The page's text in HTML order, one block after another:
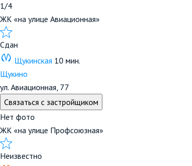
1/4
ЖК «на улице Авиационная»
Сдан
Щукинская 10 мин.
Щукино
ул. Авиационная, 77
Связаться с застройщиком
Нет фото
ЖК «на улице Профсоюзная»
Неизвестно